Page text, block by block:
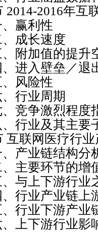
2016年互
利性
长速度
值的提升
壁垒／退出
险性
业周期
激烈程度
及其主要子
联网医疗行业
链结构分
环节的增
下游行业之
产业链上游
下游产业链
游行业影响